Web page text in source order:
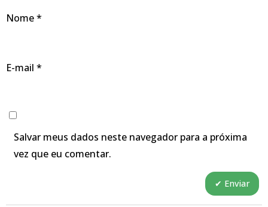
Nome*
E-mail *
Salvar meus dados neste navegador para a próxima
vez que eu comentar.